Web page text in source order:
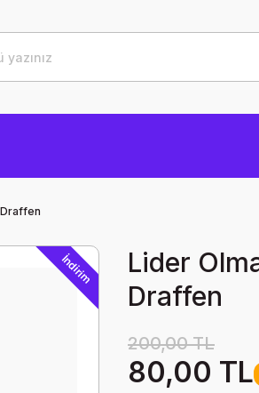
İndirim
Lider
Draffen
200,00 TL
80,00 TL